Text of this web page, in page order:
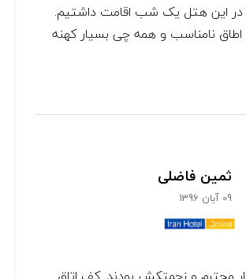
ما در دی 96 در این هتل یک شب اقامت داشتیم.
نامناسب و همه چی بسیار کهنه
ثمین فاضلی
09 آبان 1396